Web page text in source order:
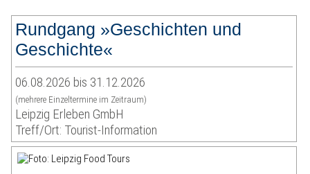
Rundgang »Geschichten und
Geschichte«
06.08.2026 bis 31.12.2026
(mehrere Einzeltermine im Zeitraum)
Leipzig Erleben GmbH
Treff/Ort: Tourist-Information